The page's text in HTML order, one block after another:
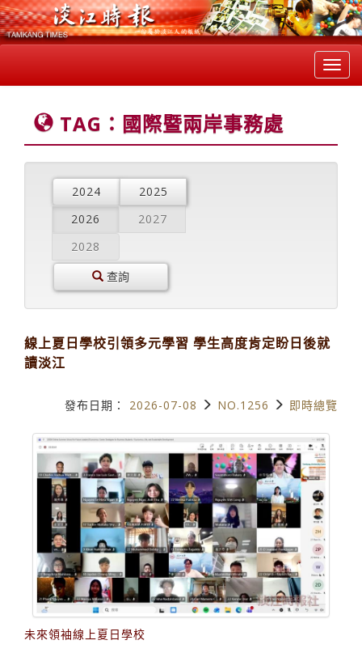
TAG：國際暨兩岸事務處
2024
2025
2026
2027
2028
查詢
線上夏日學校引領多元學習 學生高度肯定盼日後就
讀淡江
發布日期： 2026-07-08 NO.1256 即時總覽
未來領袖線上夏日學校